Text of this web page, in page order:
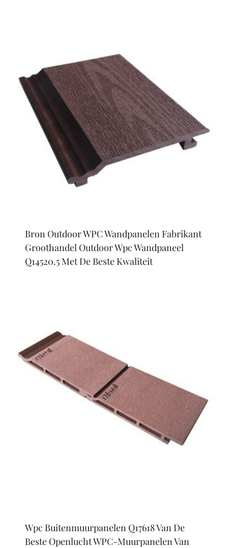
Bron Outdoor WPC Wandpanelen Fabrikant
Groothandel Outdoor Wpc Wandpaneel
Q14520.5 Met De Beste Kwaliteit
Wpc Buitenmuurpanelen Q17618 Van De
Beste Openlucht WPC-Muurpanelen Van